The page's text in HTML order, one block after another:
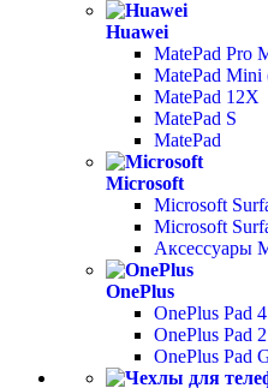
Huawei
MatePad Pro
MatePad Mini
MatePad 12X
MatePad S
MatePad
Microsoft
Microsoft
Microsoft
Аксессуары
OnePlus
OnePlus Pad 4
OnePlus Pad 2
OnePlus Pad